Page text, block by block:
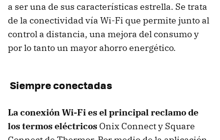
a ser una de sus características estrella. Se trata
de la conectividad vía Wi-Fi que permite junto al
control a distancia, una mejora del consumo y
por lo tanto un mayor ahorro energético.
Siempre conectadas
La conexión Wi-Fi es el principal reclamo de
los termos eléctricos ​Onix Connect​ y ​Square